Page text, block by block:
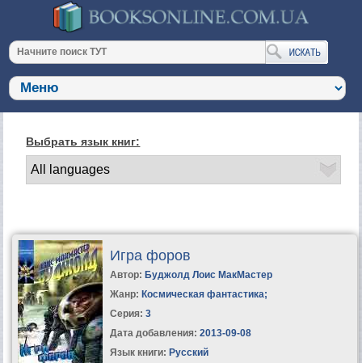
Выбрать язык книг:
Игра форов
Автор: Буджолд Лоис МакМастер
Жанр: Космическая фантастика;
Серия: 3
Дата добавления: 2013-09-08
Язык книги: Русский